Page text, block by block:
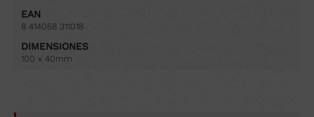
EAN
8 414058 311018
DIMENSIONES
100 x 40mm